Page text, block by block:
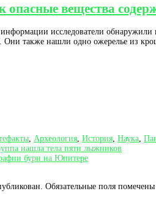
вещества
исследователи
также нашли одно ожерелье из
Археология История Наука
нашла тела пяти лыжников
бури на Юпитере
Обязательные поля помечены